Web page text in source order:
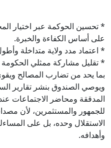
* تحسين الحوكمة عبر اختيار
على أساس الكفاءة والخبرة.
* اعتماد مدد ولاية متداخلة
* تقليل مشاركة ممثلي
بما يحد من تضارب المصالح
ويوصي الصندوق بنشر تقارير
المدققة ومحاضر الاجتماعات
للجمهور والمستثمرين، لأن
الاستقلال وحده، بل على
وأهدافه.